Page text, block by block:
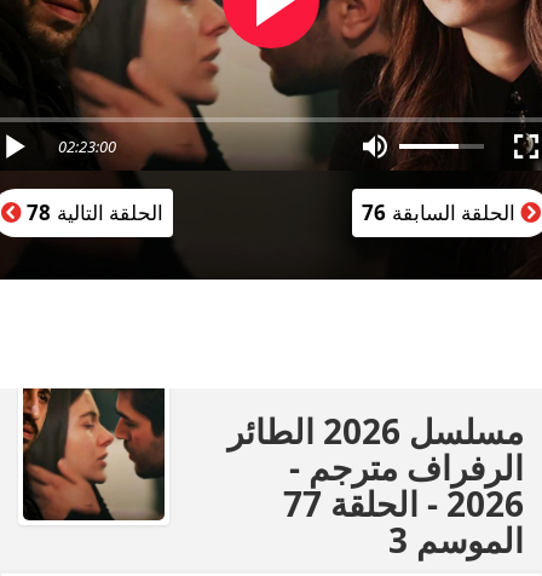
02:23:00
الحلقة السابقة 76 الحلقة التالية 78
مسلسل 2026 الطائر
الرفراف مترجم -
2026 - الحلقة 77
الموسم 3